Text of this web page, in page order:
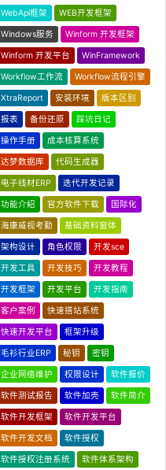
WebApi框架 WEB开发框架
Windows服务 Winform 开发框架
Winform 开发平台 WinFramework
Workflow工作流 Workflow流程引擎
XtraReport 安装环境 版本区别
报表 备份还原 踩坑日记
操作手册 成本核算系统
达梦数据库 代码生成器
电子线材ERP 迭代开发记录
功能介绍 官方软件下载 国际化
海康威视考勤 基础资料窗体
架构设计 角色权限 开发sce
开发工具 开发技巧 开发教程
开发框架 开发平台 开发指南
客户案例 快速搭站系统
快速开发平台 框架升级
毛衫行业ERP 秘钥 密钥
企业网络维护 权限设计 软件报价
软件测试报告 软件加壳 软件简介
软件开发框架 软件开发平台
软件开发文档 软件授权
软件授权注册系统 软件体系架构